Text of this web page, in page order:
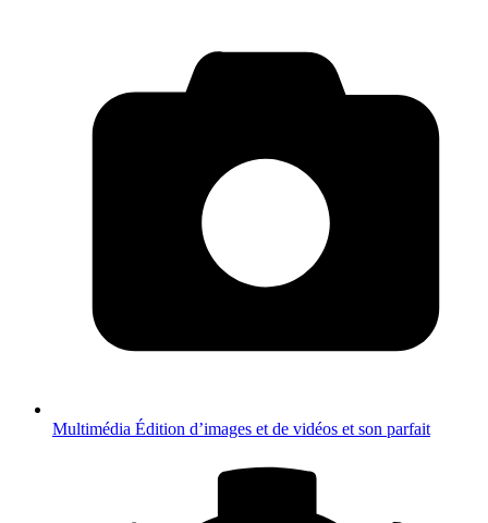
Multimédia Édition d’images et de vidéos et son parfait